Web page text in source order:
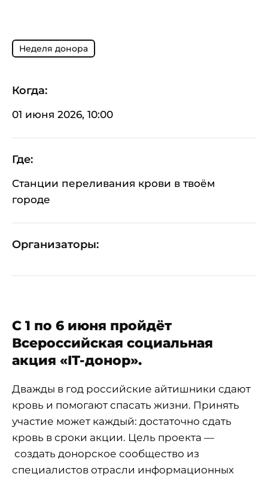
С 1 по 6 июня пройдёт
Всероссийская социальная
акция «IT-донор».
Дважды в год российские айтишники сдают
кровь и помогают спасать жизни. Принять
участие может каждый: достаточно сдать
кровь в сроки акции. Цель проекта —
создать донорское сообщество из
специалистов отрасли информационных
Неделя донора
Когда:
01 июня 2026, 10:00
Где:
Станции переливания крови в твоём
городе
Организаторы: